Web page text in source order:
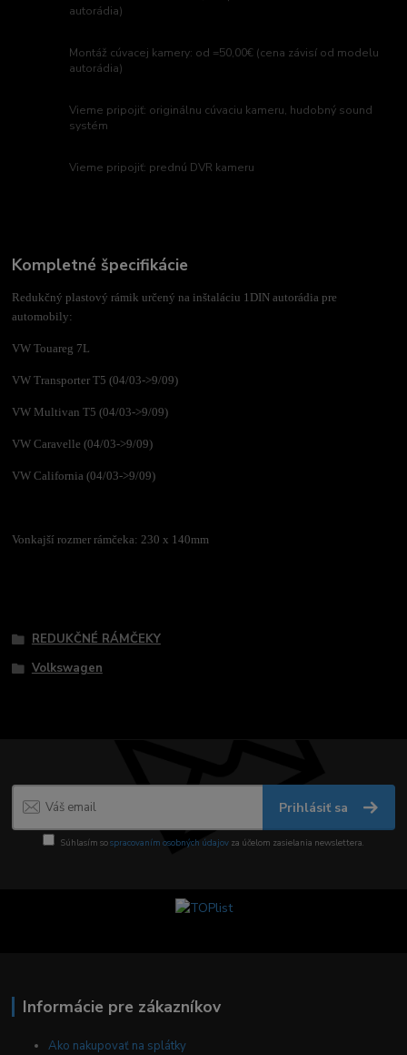
autorádia)
Montáž cúvacej kamery: od =50,00€ (cena závisí od modelu
autorádia)
Vieme pripojiť: originálnu cúvaciu kameru, hudobný sound
systém
Vieme pripojiť: prednú DVR kameru
Kompletné špecifikácie
Redukčný plastový rámik určený na inštaláciu 1DIN autorádia pre
automobily:
VW Touareg 7L
VW Transporter T5 (04/03->9/09)
VW Multivan T5 (04/03->9/09)
VW Caravelle (04/03->9/09)
VW California (04/03->9/09)
Vonkajší rozmer rámčeka: 230 x 140mm
REDUKČNÉ RÁMČEKY
Volkswagen
Prihlásiť sa
Súhlasím sospracovaním osobných údajov za účelom zasielania newslettera.
Informácie pre zákazníkov
Ako nakupovať na splátky